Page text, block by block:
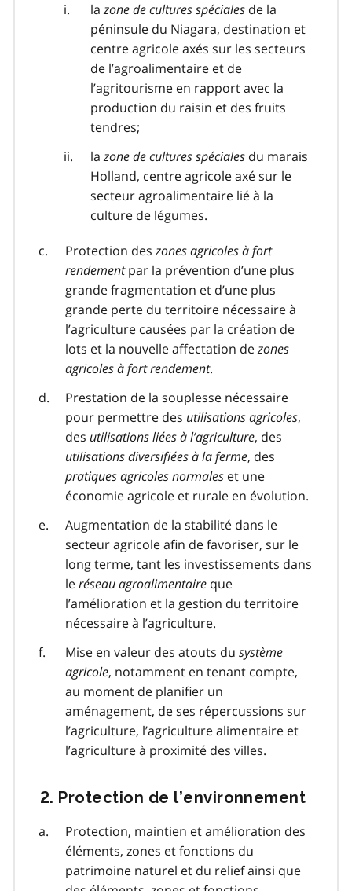
lazone de cultures spéciales de la
péninsule du Niagara, destination et
centre agricole axés sur les secteurs
de l’agroalimentaire et de
l’agritourisme en rapport avec la
production du raisin et des fruits
tendres;
lazone de cultures spéciales du marais
Holland, centre agricole axé sur le
secteur agroalimentaire lié à la
culture de légumes.
Protection deszones agricoles à fort
rendementpar la prévention d’une plus
grande fragmentation et d’une plus
grande perte du territoire nécessaire à
l’agriculture causées par la création de
lots et la nouvelle affectation dezones
agricoles à fort rendement.
Prestation de la souplesse nécessaire
pour permettre des utilisations agricoles,
des utilisations liées à l’agriculture, des
utilisations diversifiées à la ferme, des
pratiques agricoles normales et une
économie agricole et rurale en évolution.
Augmentation de la stabilité dans le
secteur agricole afin de favoriser, sur le
long terme, tant les investissements dans
leréseau agroalimentaire que
l’amélioration et la gestion du territoire
nécessaire à l’agriculture.
Mise en valeur des atouts du système
agricole, notamment en tenant compte,
au moment de planifier un
aménagement, de ses répercussions sur
l’agriculture, l’agriculture alimentaire et
l’agriculture à proximité des villes.
2. Protection de l’environnement
Protection, maintien et amélioration des
éléments, zones et fonctions du
patrimoine naturel et du relief ainsi que